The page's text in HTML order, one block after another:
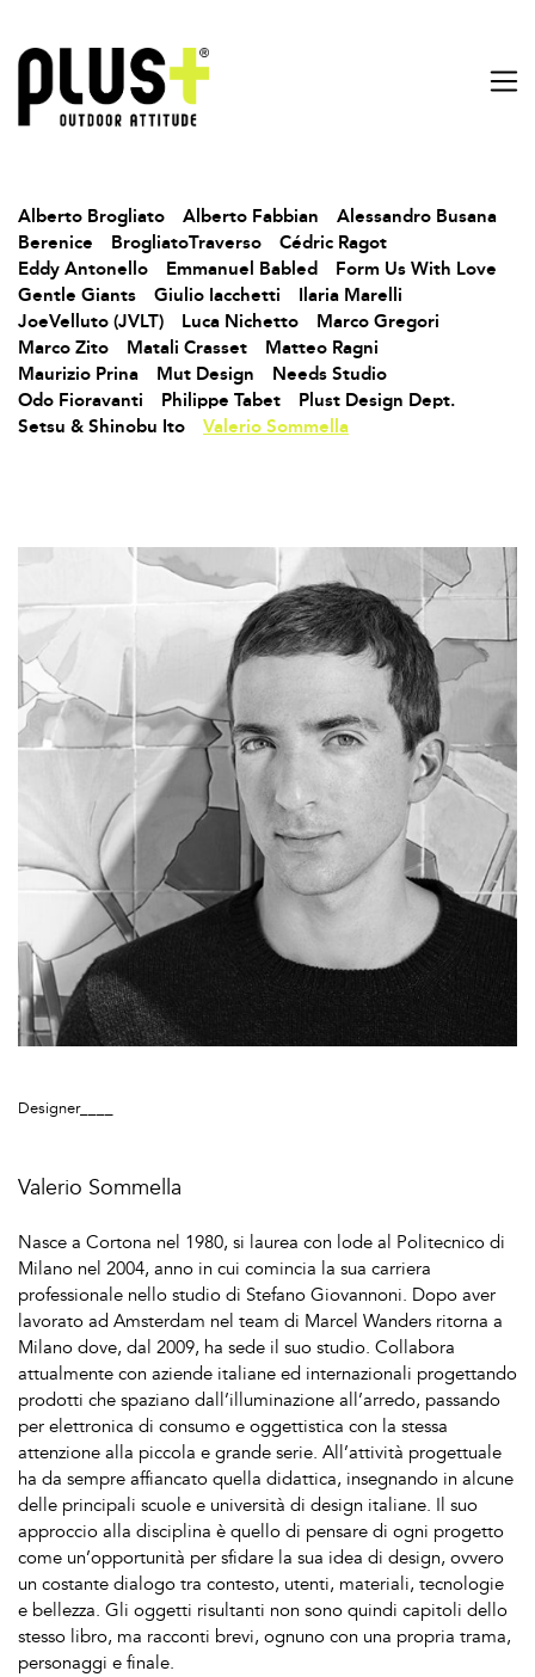
Alberto Brogliato Alberto Fabbian
Alessandro Busana
Berenice
BrogliatoTraverso
Cédric Ragot
Eddy Antonello
Emmanuel Babled
Form Us With Love
Gentle Giants
Giulio Iacchetti
Ilaria Marelli
JoeVelluto (JVLT)
Luca Nichetto
Marco Gregori
Marco Zito
Matali Crasset
Matteo Ragni
Maurizio Prina
Mut Design
Needs Studio
Odo Fioravanti
Philippe Tabet
Plust Design Dept.
Setsu & Shinobu Ito
Valerio Sommella
Designer____
Valerio Sommella
Nasce a Cortona nel 1980, si laurea con lode al Politecnico di
Milano nel 2004, anno in cui comincia la sua carriera
professionale nello studio di Stefano Giovannoni. Dopo aver
lavorato ad Amsterdam nel team di Marcel Wanders ritorna a
Milano dove, dal 2009, ha sede il suo studio. Collabora
attualmente con aziende italiane ed internazionali progettando
prodotti che spaziano dall’illuminazione all’arredo, passando
per elettronica di consumo e oggettistica con la stessa
attenzione alla piccola e grande serie. All’attività progettuale
ha da sempre affiancato quella didattica, insegnando in alcune
delle principali scuole e università di design italiane. Il suo
approccio alla disciplina è quello di pensare di ogni progetto
come un’opportunità per sfidare la sua idea di design, ovvero
un costante dialogo tra contesto, utenti, materiali, tecnologie
e bellezza. Gli oggetti risultanti non sono quindi capitoli dello
stesso libro, ma racconti brevi, ognuno con una propria trama,
personaggi e finale.